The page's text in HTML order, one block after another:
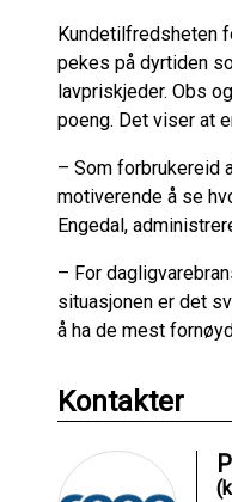
Kundetilfredsheten
pekes på dyrtiden
lavpriskjeder. Obs
poeng. Det viser at
– Som forbrukereid
motiverende å se
Engedal,
– For
situasjonen er det
å ha de mest
Kontakter